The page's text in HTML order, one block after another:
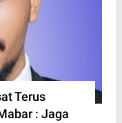
Terus
: Jaga